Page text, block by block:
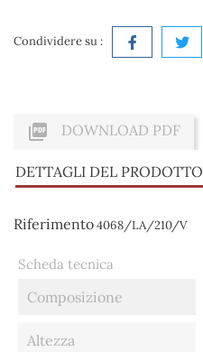
Condividere su :
 DOWNLOAD PDF
DETTAGLI DEL PRODOTTO
Riferimento4068/LA/210/V
Scheda tecnica
Composizione
Altezza